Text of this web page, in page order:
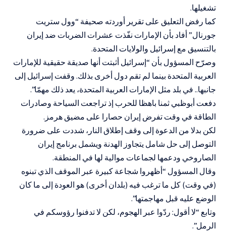
تشغيلها.
كما رفض التعليق على تقرير أوردته صحيفة “وول ستريت
جورنال” أفاد بأن الإمارات نفّذت عشرات الضربات ضد إيران
بالتنسيق مع إسرائيل والولايات المتحدة.
وصرّح المسؤول بأن “إسرائيل أثبتت أنها صديقة حقيقية للإمارات
العربية المتحدة بينما لم تقم دول أخرى بذلك. وقفت إسرائيل إلى
جانبها.. في بلد مثل الإمارات العربية المتحدة، يعد ذلك مهمّا”.
دفعت أبوظبي ثمنا باهظا للحرب إذ تراجعت السياحة وصادرات
الطاقة في وقت تفرض إيران حصارا على مضيق هرمز.
لكن بدلا من الدعوة إلى وقف إطلاق النار، شددت على ضرورة
التوصل إلى حل شامل يتجاوز الهدنة ويشمل برنامج إيران
الصاروخي ودعمها لجماعات موالية لها في المنطقة.
وقال المسؤول “أظهروا شجاعة كبيرة عبر الموقف الذي تبنوه
(في وقت) كل ما ترغب فيه (بلدان أخرى) هو العودة إلى ما كان
الوضع عليه قبل مهاجمتها”.
وتابع “لا أقول: ردّوا عبر الهجوم، لكن لا تدفنوا رؤوسكم في
الرمل”.